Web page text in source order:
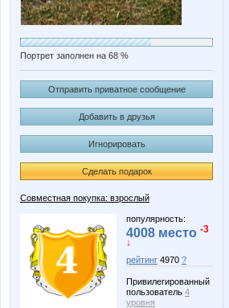
Портрет заполнен на 68 %
Отправить приватное сообщение
Добавить в друзья
Игнорировать
Сделать подарок
Совместная покупка: взрослый
популярность:
4008 место -3
↓
рейтинг 4970 ?
Привилегированный
пользователь 4
уровня